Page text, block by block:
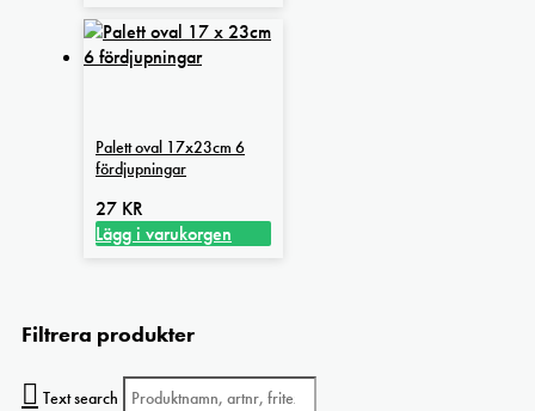
på
produktsidan
Palett oval 17x23cm 6
fördjupningar
27 KR
Lägg i varukorgen
Filtrera produkter
Text search